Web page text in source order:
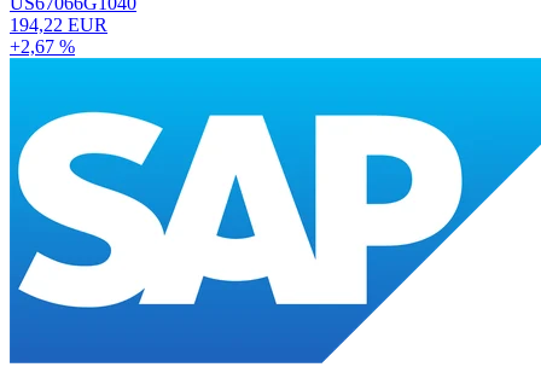
194,22 EUR
+2,67 %